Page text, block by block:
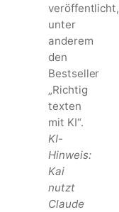
veröffentlicht,
unter
anderem
den
Bestseller
„Richtig
texten
mit KI“.
KI-
Hinweis:
Kai
nutzt
Claude